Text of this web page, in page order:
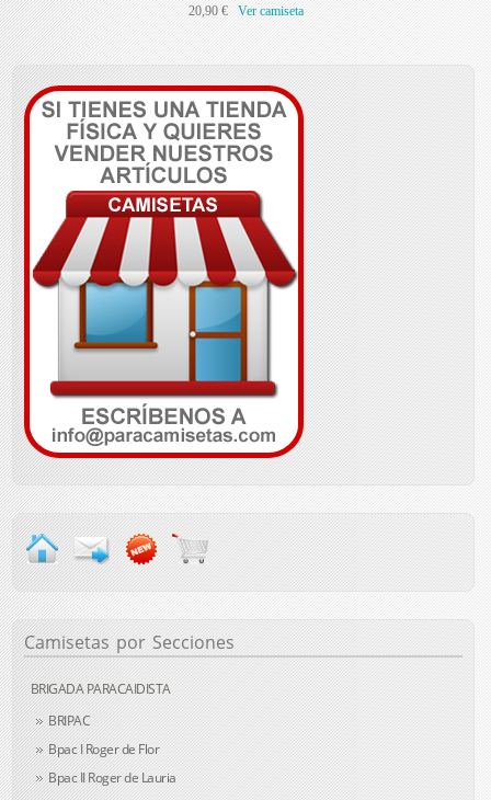
20,90 € Ver camiseta
Camisetas por Secciones
BRIGADA PARACAIDISTA
BRIPAC
Bpac I Roger de Flor
Bpac II Roger de Lauria